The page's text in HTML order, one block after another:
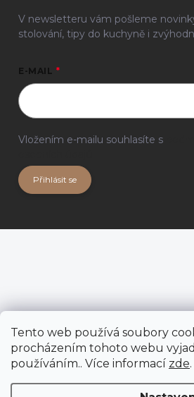
Tento web používá soubory
procházením tohoto webu
používáním.. Více informací zde.
V newsletteru vám pošleme
stolování, tipy do kuchyně i
E-MAIL
Vložením e-mailu souhlasíte s
Přihlásit se